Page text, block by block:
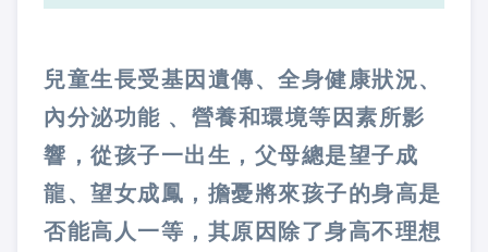
兒童生長受基因遺傳、全身健康狀況、
內分泌功能 、營養和環境等因素所影
響，從孩子一出生，父母總是望子成
龍、望女成鳳，擔憂將來孩子的身高是
否能高人一等，其原因除了身高不理想